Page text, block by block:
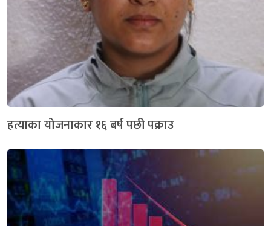
हत्याका योजनाकार १६ बर्ष पछी पक्राउ